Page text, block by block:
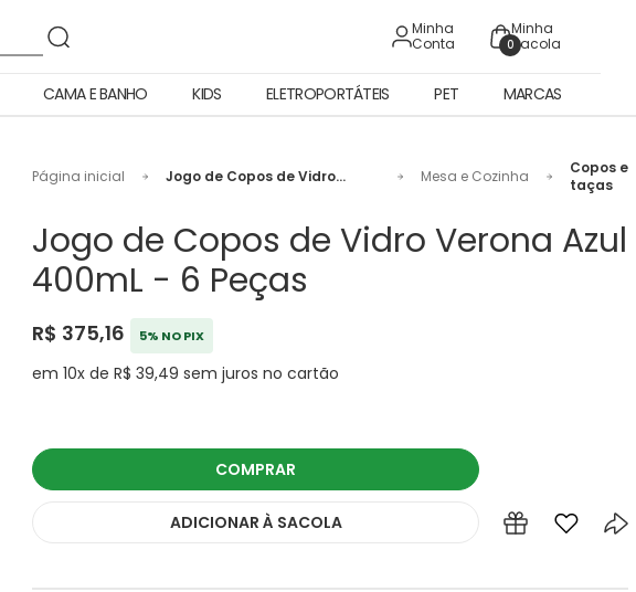
Minha
Conta
0
Minha
Sacola
CAMA E BANHO KIDS ELETROPORTÁTEIS PET MARCAS
Página inicial
Jogo de Copos de Vidro
Mesa e Cozinha
Copos e
taças
Jogo de Copos de Vidro Verona Azul
400mL - 6 Peças
R$ 375,16 5% NO PIX
em 10x de R$ 39,49 sem juros no cartão
COMPRAR
ADICIONAR À SACOLA